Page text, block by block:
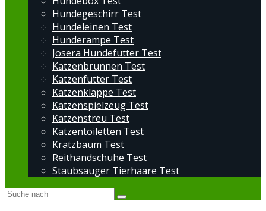
Hundegeschirr Test
Hundeleinen Test
Hunderampe Test
Josera Hundefutter Test
Katzenbrunnen Test
Katzenfutter Test
Katzenklappe Test
Katzenspielzeug Test
Katzenstreu Test
Katzentoiletten Test
Kratzbaum Test
Reithandschuhe Test
Staubsauger Tierhaare Test